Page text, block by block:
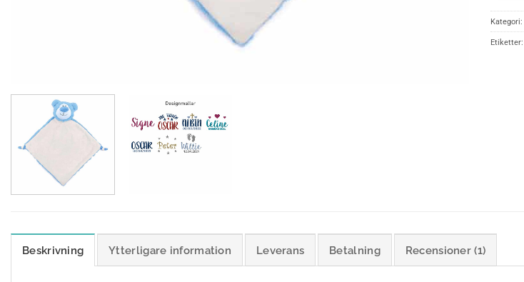
Kategori:
Etiketter:
Beskrivning Ytterligare information Leverans Betalning Recensioner (1)